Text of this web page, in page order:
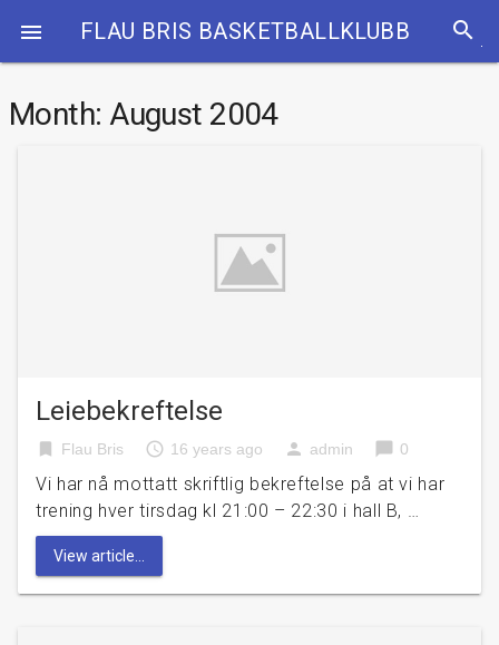
 FLAU BRIS BASKETBALLKLUBB search
Month: August 2004
Leiebekreftelse
bookmark Flau Bris access_time 16 years ago person admin chat_bubble 0
Vi har nå mottatt skriftlig bekreftelse på at vi har
trening hver tirsdag kl 21:00 – 22:30 i hall B, …
View article...